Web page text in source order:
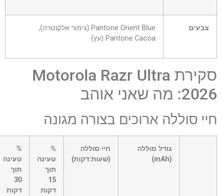
צבעים
Pantone Orient Blue (גימור אלקנטרה),
Pantone Cacoa (עץ)
סקירת Motorola Razr Ultra
2026: מה שאני אוהב
חיי סוללה ארוכים בצורה מגונה
גודל סוללה
חיי סוללה
(שעות:דקות)
טעינה
תוך
15
דקות
טעינה
תוך
30
דקות